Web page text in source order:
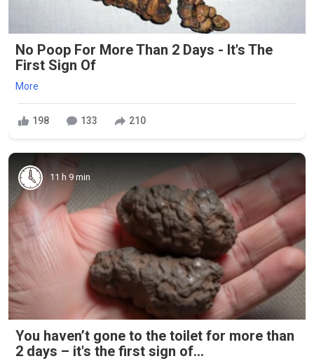
No Poop For More Than 2 Days - It's The
First Sign Of
More
198 133 210
11 h 9 min
You haven’t gone to the toilet for more than
2 days – it's the first sign of...